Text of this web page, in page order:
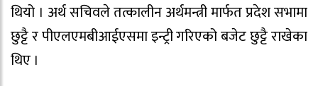
थियो । अर्थ सचिवले तत्कालीन अर्थमन्त्री मार्फत प्रदेश सभामा
छुट्टै र पीएलएमबीआईएसमा इन्ट्री गरिएको बजेट छुट्टै राखेका
थिए ।